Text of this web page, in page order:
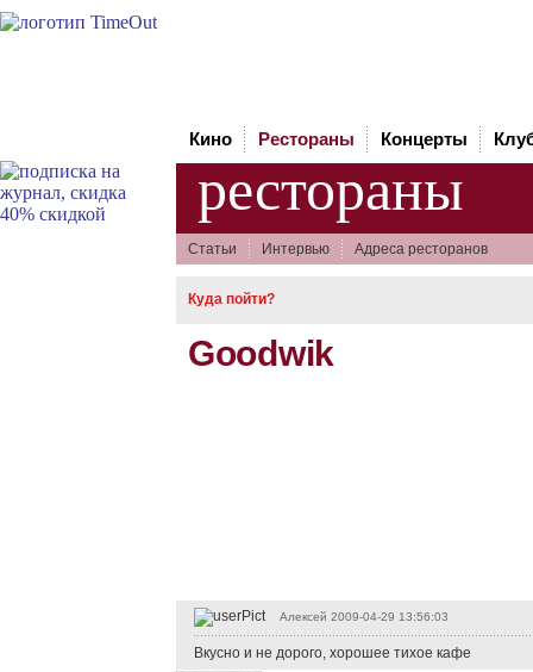
Кино Рестораны Концерты
рестораны
Статьи Интервью Адреса ресторанов
Куда пойти?
Goodwik
Алексей 2009-04-29 13:56:03
Вкусно и не дорого, хорошее тихое кафе